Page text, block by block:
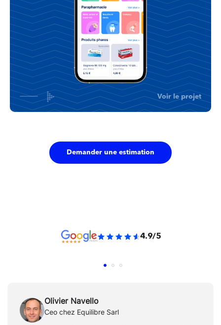
Voir le projet
Demander une estimation
4.9/5
Olivier Navello
Ceo chez Equilibre Sarl